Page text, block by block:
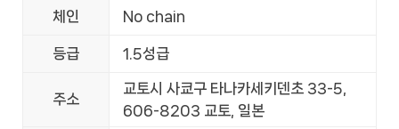
체인 No chain
등급 1.5성급
주소
교토시 사쿄구 타나카세키덴초 33-5,
606-8203 교토, 일본